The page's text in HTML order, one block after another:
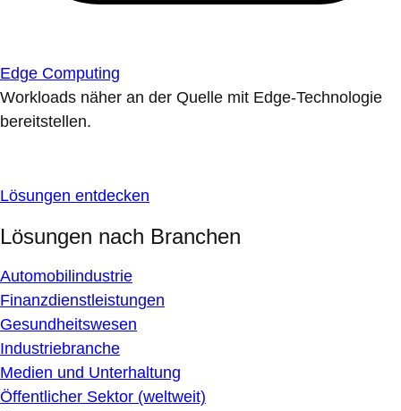
Edge Computing
Workloads näher an der Quelle mit Edge-Technologie
bereitstellen.
Lösungen entdecken
Lösungen nach Branchen
Automobilindustrie
Finanzdienstleistungen
Gesundheitswesen
Industriebranche
Medien und Unterhaltung
Öffentlicher Sektor (weltweit)